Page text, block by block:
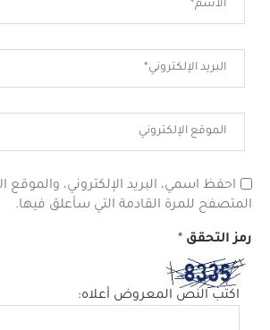
احفظ اسمي، البريد الإلكتروني، والموقع
المتصفح للمرة القادمة التي سأعلق فيها.
رمز التحقق *
اكتب النص المعروض أعلاه: